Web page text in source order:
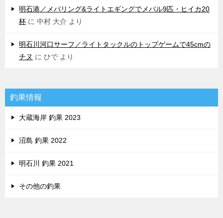
明石港／メバリング&ライトエギングでメバル9匹・ヒイカ20
杯 に 中村 大介 より
明石川河口サーフ／ライトタックルのトップゲームで45cmの
チヌ に ひで より
釣果情報
大蔵海岸 釣果 2023
沼島 釣果 2022
明石川 釣果 2021
その他の釣果